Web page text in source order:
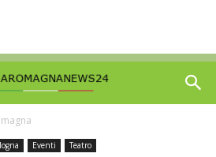
Eventi Teatro